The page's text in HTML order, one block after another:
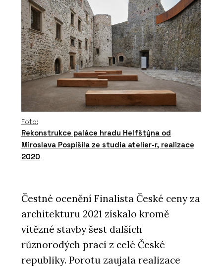
Foto:
Rekonstrukce paláce hradu Helfštýna od
Miroslava Pospíšila ze studia atelier-r, realizace
2020
Čestné ocenění Finalista České ceny za
architekturu 2021 získalo kromě
vítězné stavby šest dalších
různorodých prací z celé České
republiky. Porotu zaujala realizace